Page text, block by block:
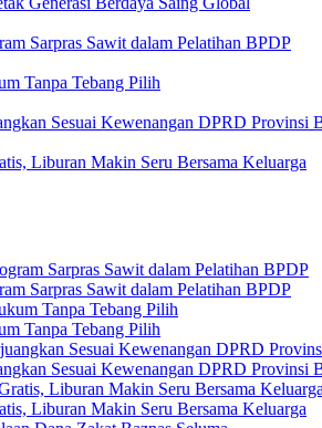
Sarpras Sawit dalam Pelatihan BPDP
Tanpa Tebang Pilih
Sesuai Kewenangan DPRD Provinsi
Liburan Makin Seru Bersama Keluarga
Sarpras Sawit dalam Pelatihan BPDP
Tanpa Tebang Pilih
Sesuai Kewenangan DPRD Provinsi
Liburan Makin Seru Bersama Keluarga